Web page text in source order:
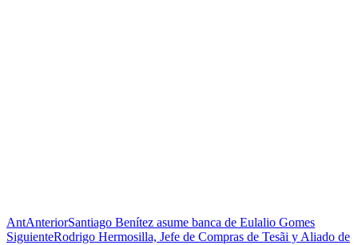
AntAnteriorSantiago Benítez asume banca de Eulalio Gomes
SiguienteRodrigo Hermosilla, Jefe de Compras de Tesãi y Aliado de